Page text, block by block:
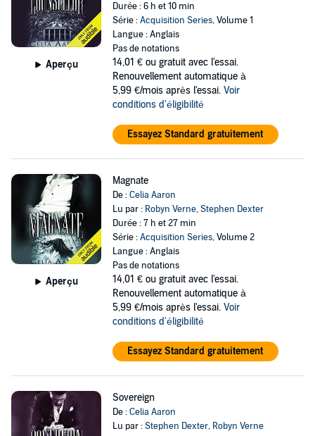
Aperçu
Durée : 6 h et 10 min
Série :Acquisition Series, Volume 1
Langue : Anglais
Pas de notations
14,01 € ou gratuit avec l'essai.
Renouvellement automatique à
5,99 €/mois après l'essai. Voir
conditions d'éligibilité
Essayez Standard gratuitement
Aperçu
Magnate
De :Celia Aaron
Lu par : Robyn Verne,Stephen Dexter
Durée : 7 h et 27 min
Série :Acquisition Series, Volume 2
Langue : Anglais
Pas de notations
14,01 € ou gratuit avec l'essai.
Renouvellement automatique à
5,99 €/mois après l'essai. Voir
conditions d'éligibilité
Essayez Standard gratuitement
Sovereign
De :Celia Aaron
Lu par :Stephen Dexter, Robyn Verne